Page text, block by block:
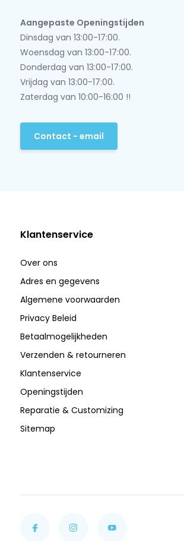
Aangepaste Openingstijden
Dinsdag van 13:00-17:00.
Woensdag van 13:00-17:00.
Donderdag van 13:00-17:00.
Vrijdag van 13:00-17:00.
Zaterdag van 10:00-16:00 !!
Contact - email
Klantenservice
Over ons
Adres en gegevens
Algemene voorwaarden
Privacy Beleid
Betaalmogelijkheden
Verzenden & retourneren
Klantenservice
Openingstijden
Reparatie & Customizing
Sitemap